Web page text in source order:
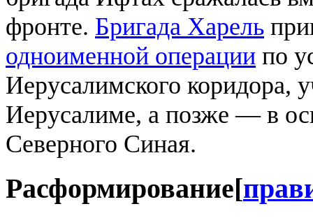
фронте. Бригада Харель
одноименной операции по
Иерусалимского коридора,
Иерусалиме, а позже — в
Северного Синая.
Расформирование[